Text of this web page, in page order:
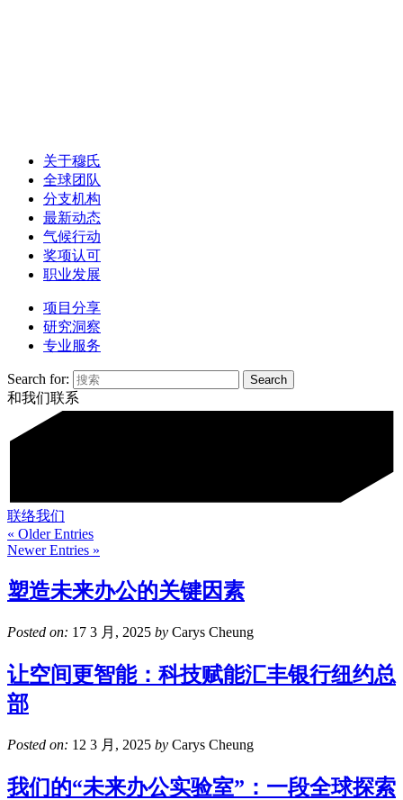
关于穆氏
全球团队
分支机构
最新动态
气候行动
奖项认可
职业发展
项目分享
研究洞察
专业服务
Search for:
和我们联系
联络我们
« Older Entries
Newer Entries »
塑造未来办公的关键因素
Posted on: 17 3 月, 2025 by Carys Cheung
让空间更智能：科技赋能汇丰银行纽约总
部
Posted on: 12 3 月, 2025 by Carys Cheung
我们的“未来办公实验室”：一段全球探索